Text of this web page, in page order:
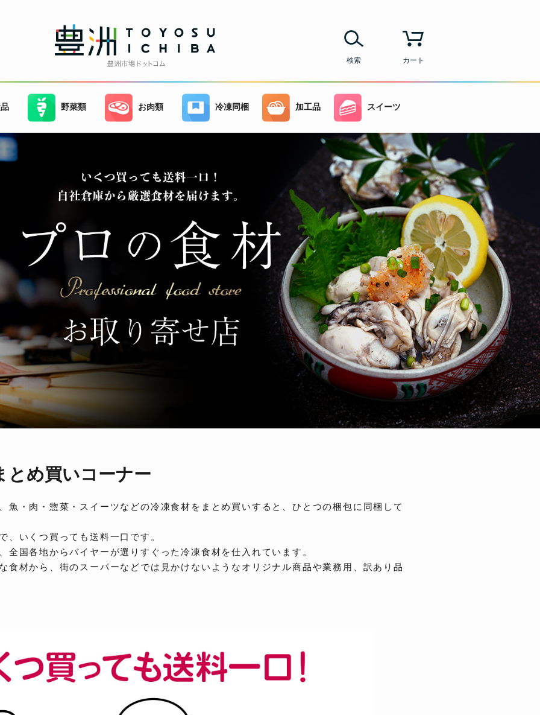
カート
検索
野菜類 お肉類 冷凍同梱 加工品 スイーツ
とめ買いコーナー
魚・肉・惣菜・スイーツなどの冷凍食材をまとめ買いすると、ひとつの梱包に同梱して
、いくつ買っても送料一口です。
全国各地からバイヤーが選りすぐった冷凍食材を仕入れています。
食材から、街のスーパーなどでは見かけないようなオリジナル商品や業務用、訳あり品